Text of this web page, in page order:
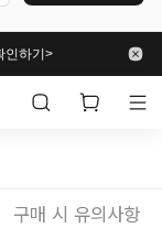
인하기>
구매 시 유의사항